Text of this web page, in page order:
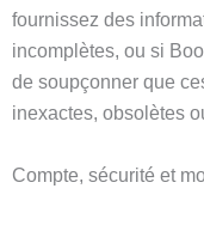
fournissez des
incomplètes, ou si
de soupçonner que
inexactes, obsolètes
Compte, sécurité et